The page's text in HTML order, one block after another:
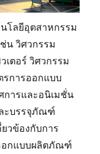
โลยีอุตสาหกรรม
น วิศวกรรม
ตอร์ วิศวกรรม
การออกแบบ
ารและอนิเมชั่น
ะบรรจุภัณฑ์
วข้องกับการ
อกแบบผลิตภัณฑ์